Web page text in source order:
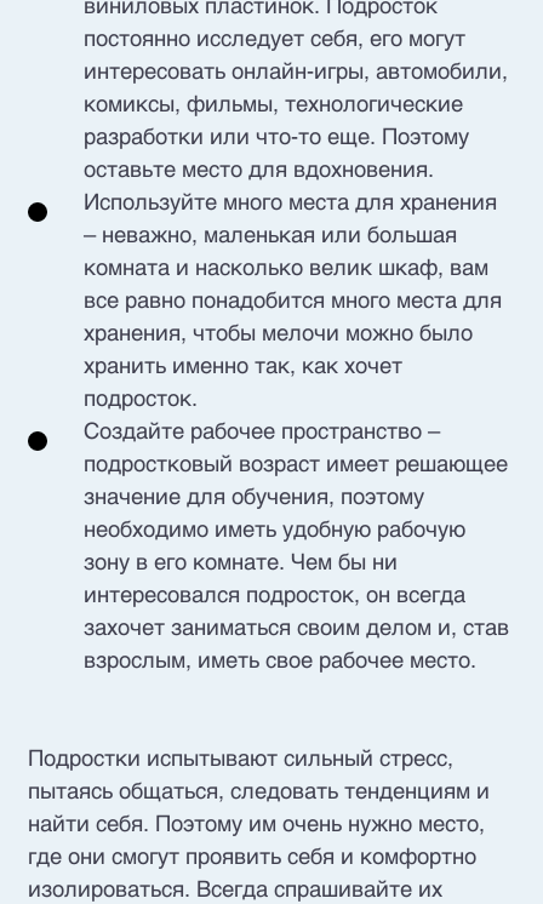
виниловых пластинок. Подросток
постоянно исследует себя, его могут
интересовать онлайн-игры, автомобили,
комиксы, фильмы, технологические
разработки или что-то еще. Поэтому
оставьте место для вдохновения.
Используйте много места для хранения
– неважно, маленькая или большая
комната и насколько велик шкаф, вам
все равно понадобится много места для
хранения, чтобы мелочи можно было
хранить именно так, как хочет
подросток.
Создайте рабочее пространство –
подростковый возраст имеет решающее
значение для обучения, поэтому
необходимо иметь удобную рабочую
зону в его комнате. Чем бы ни
интересовался подросток, он всегда
захочет заниматься своим делом и, став
взрослым, иметь свое рабочее место.
Подростки испытывают сильный стресс,
пытаясь общаться, следовать тенденциям и
найти себя. Поэтому им очень нужно место,
где они смогут проявить себя и комфортно
изолироваться. Всегда спрашивайте их